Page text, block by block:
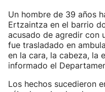
Un hombre de 39 años
Ertzaintza en el barrio
acusado de agredir con
fue trasladado en
en la cara, la cabeza, la
informado el
Los hechos sucedieron